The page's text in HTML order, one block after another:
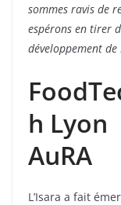
sommes ravis de
espérons en tirer
développement de
h Lyon
AuRA
L’Isara a fait